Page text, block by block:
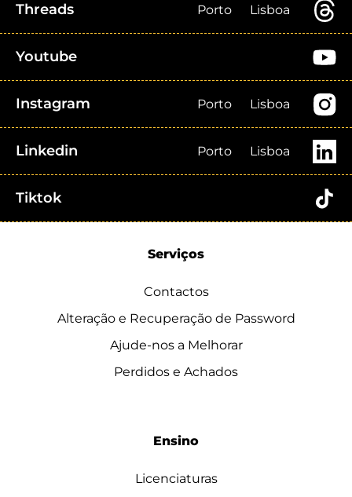
Threads Porto Lisboa
Youtube
Instagram Porto Lisboa
Linkedin Porto Lisboa
Tiktok
Serviços
Contactos
Alteração e Recuperação de Password
Ajude-nos a Melhorar
Perdidos e Achados
Ensino
Licenciaturas